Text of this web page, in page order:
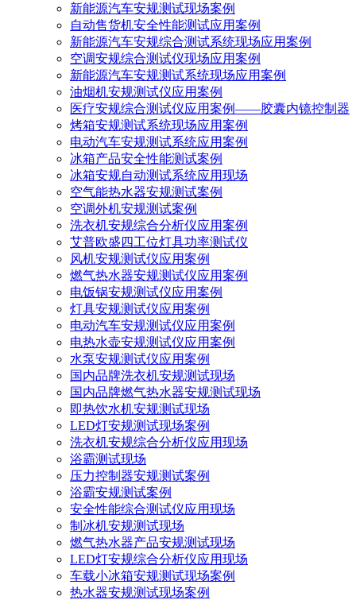
新能源汽车安规测试现场案例
自动售货机安全性能测试应用案例
新能源汽车安规综合测试系统现场应用案例
空调安规综合测试仪现场应用案例
新能源汽车安规测试系统现场应用案例
油烟机安规测试仪应用案例
医疗安规综合测试仪应用案例——胶囊内镜控制器
烤箱安规测试系统现场应用案例
电动汽车安规测试系统应用案例
冰箱产品安全性能测试案例
冰箱安规自动测试系统应用现场
空气能热水器安规测试案例
空调外机安规测试案例
洗衣机安规综合分析仪应用案例
艾普欧盛四工位灯具功率测试仪
风机安规测试仪应用案例
燃气热水器安规测试仪应用案例
电饭锅安规测试仪应用案例
灯具安规测试仪应用案例
电动汽车安规测试仪应用案例
电热水壶安规测试仪应用案例
水泵安规测试仪应用案例
国内品牌洗衣机安规测试现场
国内品牌燃气热水器安规测试现场
即热饮水机安规测试现场
LED灯安规测试现场案例
洗衣机安规综合分析仪应用现场
浴霸测试现场
压力控制器安规测试案例
浴霸安规测试案例
安全性能综合测试仪应用现场
制冰机安规测试现场
燃气热水器产品安规测试现场
LED灯安规综合分析仪应用现场
车载小冰箱安规测试现场案例
热水器安规测试现场案例